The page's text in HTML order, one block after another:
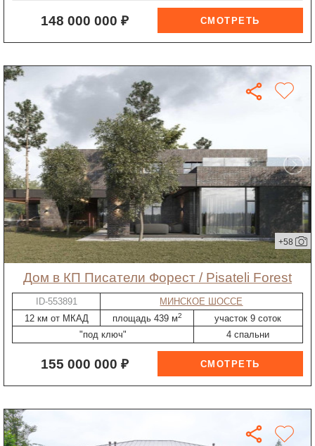
148 000 000 ₽
+58
дом в КП Писатели Форест / Pisateli Forest
ID-553891
МИНСКОЕ ШОССЕ
12 км от МКАД
площадь 439 м2
участок 9 соток
"под ключ"
4 спальни
155 000 000 ₽